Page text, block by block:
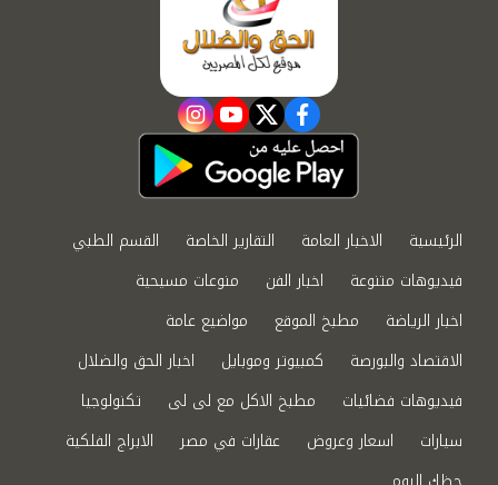
facebook
twitter
youtube
instagram
الرئيسية الاخبار العامة التقارير الخاصة
القسم الطبي
فيديوهات متنوعة
اخبار الفن
منوعات مسيحية
اخبار الرياضة
مطبخ الموقع
مواضيع عامة
الاقتصاد والبورصة
كمبيوتر وموبايل
اخبار الحق والضلال
فيديوهات فضائيات
مطبخ الاكل مع لى لى
تكنولوجيا
سيارات
اسعار وعروض عقارات في مصر
الابراج الفلكية